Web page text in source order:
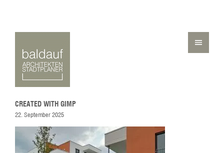
CREATED WITH GIMP
22. September 2025